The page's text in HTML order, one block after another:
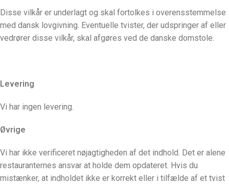
Disse vilkår er underlagt og skal fortolkes i overensstemmelse
med dansk lovgivning. Eventuelle tvister, der udspringer af eller
vedrører disse vilkår, skal afgøres ved de danske domstole.
Levering
Vi har ingen levering.
Øvrige
Vi har ikke verificeret nøjagtigheden af det indhold. Det er alene
restauranternes ansvar at holde dem opdateret. Hvis du
mistænker, at indholdet ikke er korrekt eller i tilfælde af et tvist